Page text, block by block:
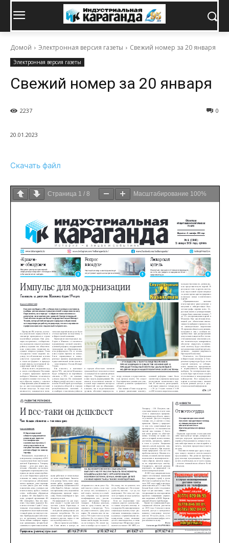
Домой Электронная версия газеты Свежий номер за 20 января
Электронная версия газеты
Свежий номер за 20 января
0
2237
20.01.2023
Скачать файл
Страница 1 / 8 Масштабирование 100%